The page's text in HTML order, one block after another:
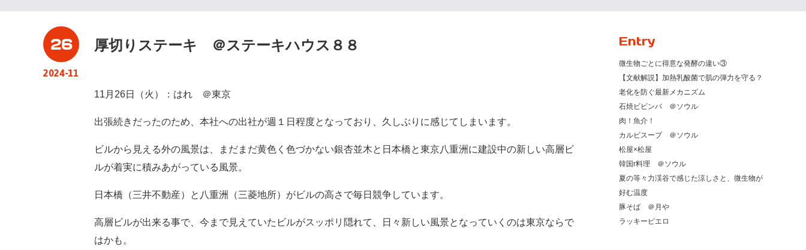
26
2024-11
厚切りステーキ ＠ステーキハウス８８
11月26日（火）：はれ ＠東京
出張続きだったのため、本社への出社が週１日程度となっており、久しぶりに感じてしまいます。
ビルから見える外の風景は、まだまだ黄色く色づかない銀杏並木と日本橋と東京八重洲に建設中の新しい高層ビ
ルが着実に積みあがっている風景。
日本橋（三井不動産）と八重洲（三菱地所）がビルの高さで毎日競争しています。
高層ビルが出来る事で、今まで見えていたビルがスッポリ隠れて、日々新しい風景となっていくのは東京ならで
はかも。
Entry
微生物ごとに得意な発酵の違い③
【文献解説】加熱乳酸菌で肌の弾力を守る？
老化を防ぐ最新メカニズム
石焼ビビンバ ＠ソウル
肉！魚介！
カルビスープ ＠ソウル
松屋×松屋
韓国r料理 ＠ソウル
夏の等々力渓谷で感じた涼しさと、微生物が
好む温度
豚そば ＠月や
ラッキーピエロ